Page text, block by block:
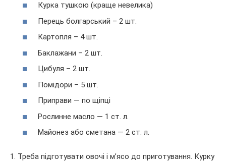
Курка тушкою (краще невелика)
Перець болгарський – 2 шт.
Картопля – 4 шт.
Баклажани – 2 шт.
Цибуля – 2 шт.
Помідори – 5 шт.
Приправи — по щіпці
Рослинне масло — 1 ст. л.
Майонез або сметана — 2 ст. л.
1. Треба підготувати овочі і м’ясо до приготування. Курку